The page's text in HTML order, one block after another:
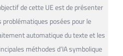
de cette UE est de présenter
problématiques posées pour le
automatique du texte et les
méthodes d’IA symbolique